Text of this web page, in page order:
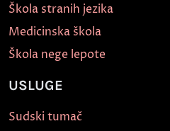
Škola stranih jezika
Medicinska škola
Škola nege lepote
USLUGE
Sudski tumač